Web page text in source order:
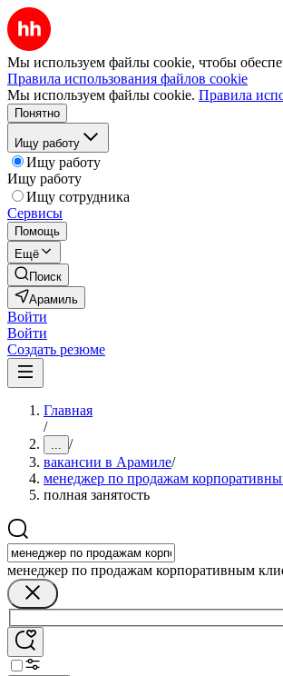
Мы используем файлы cookie, чтобы
Правила использования файлов cookie
Мы используем файлы cookie. Правила
Понятно
Ищу работу
Ищу работу
Ищу работу
Ищу сотрудника
Сервисы
Помощь
Ещё
Поиск
Арамиль
Войти
Войти
Создать резюме
Главная
/
... /
вакансии в Арамиле/
менеджер по продажам
полная занятость
менеджер по продажам корпоративным